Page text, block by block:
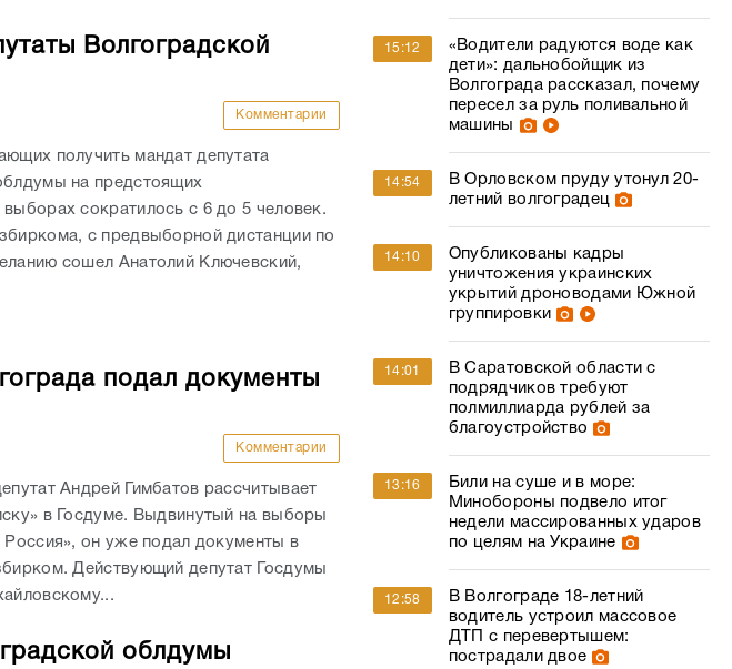
Волгоградской
Комментарии
получить мандат депутата
на предстоящих
сократилось с 6 до 5 человек.
с предвыборной дистанции по
сошел Анатолий Ключевский,
подал документы
Комментарии
Андрей Гимбатов рассчитывает
в Госдуме. Выдвинутый на выборы
Россия», он уже подал документы в
Действующий депутат Госдумы
облдумы
15:12
«Водители радуются воде как
дети»: дальнобойщик из
Волгограда рассказал, почему
пересел за руль поливальной
машины
14:54
В Орловском пруду утонул 20-
летний волгоградец
14:10
Опубликованы кадры
уничтожения украинских
укрытий дроноводами Южной
группировки
14:01
В Саратовской области с
подрядчиков требуют
полмиллиарда рублей за
благоустройство
13:16
Били на суше и в море:
Минобороны подвело итог
недели массированных ударов
по целям на Украине
12:58
В Волгограде 18-летний
водитель устроил массовое
ДТП с перевертышем:
пострадали двое